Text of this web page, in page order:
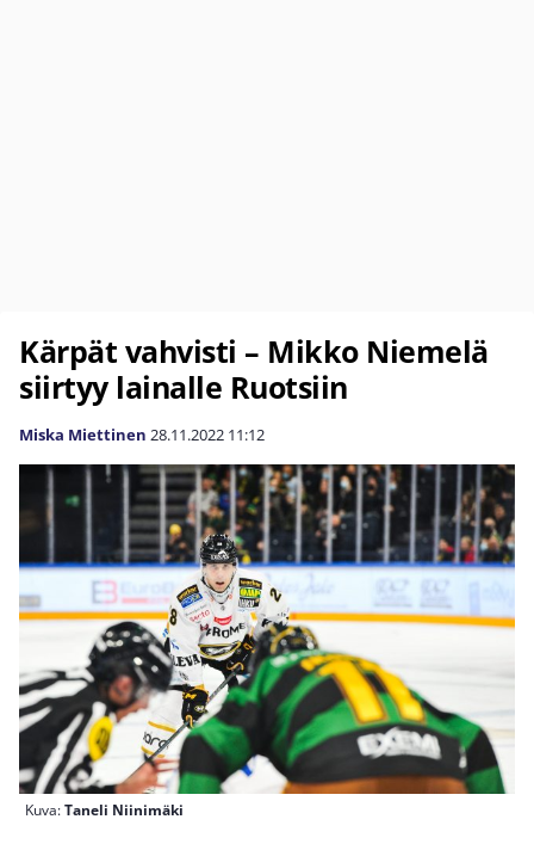
Kärpät vahvisti – Mikko Niemelä
siirtyy lainalle Ruotsiin
Miska Miettinen 28.11.2022 11:12
Kuva:Taneli Niinimäki